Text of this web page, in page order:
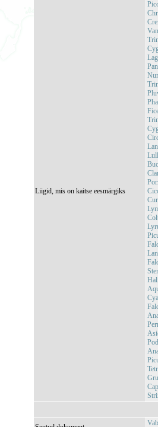
Liigid, mis on kaitse eesmärgiks